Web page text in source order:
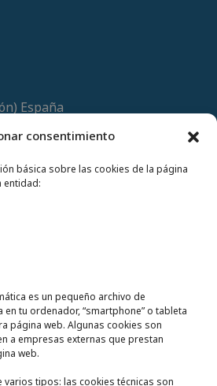
consentimiento
básica sobre las cookies de la página
entidad:
es un pequeño archivo de
tu ordenador, “smartphone” o tableta
página web. Algunas cookies son
a empresas externas que prestan
web.
varios tipos: las cookies técnicas son
España
34 34
649 406 493